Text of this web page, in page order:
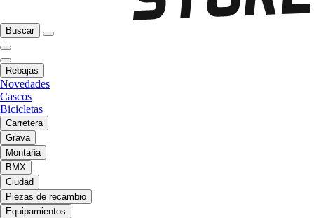
Buscar
Rebajas
Novedades
Cascos
Bicicletas
Carretera
Grava
Montaña
BMX
Ciudad
Piezas de recambio
Equipamientos